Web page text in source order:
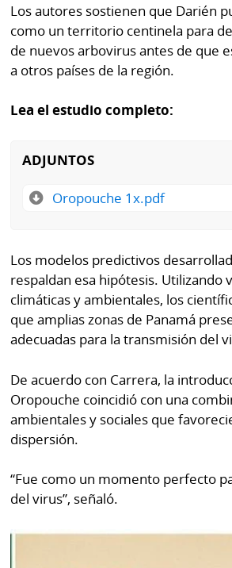
Los autores sostienen que Darién
como un territorio centinela para
de nuevos arbovirus antes de que
a otros países de la región.
Lea el estudio completo:
ADJUNTOS
Oropouche 1x.pdf
Los modelos predictivos
respaldan esa hipótesis. Utilizando
climáticas y ambientales, los
que amplias zonas de Panamá
adecuadas para la transmisión del
De acuerdo con Carrera, la
Oropouche coincidió con una
ambientales y sociales que
dispersión.
“Fue como un momento perfecto
del virus”, señaló.